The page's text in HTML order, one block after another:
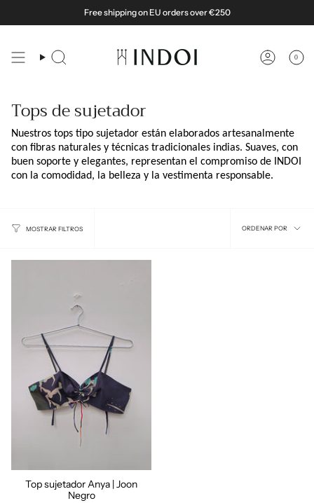
Free shipping on EU orders over €250
Búsqueda Cuenta
0
Tops de sujetador
Nuestros tops tipo sujetador están elaborados artesanalmente
con fibras naturales y técnicas tradicionales indias. Suaves, con
buen soporte y elegantes, representan el compromiso de INDOI
con la comodidad, la belleza y la vestimenta responsable.
MOSTRAR FILTROS Ordenar
ORDENAR POR
Top sujetador Anya | Joon
Negro